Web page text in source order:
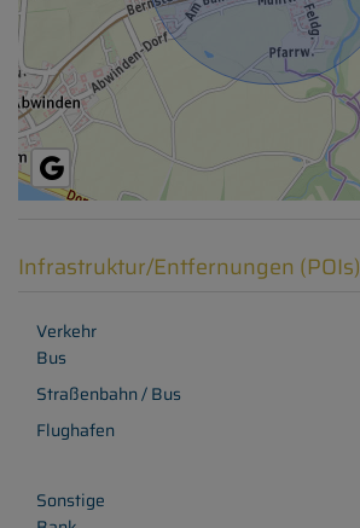
Infrastruktur/Entfernungen (POIs)
Verkehr
Bus
Straßenbahn / Bus
Flughafen
Sonstige